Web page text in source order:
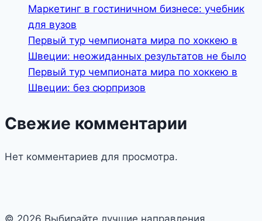
Маркетинг в гостиничном бизнесе: учебник
для вузов
Первый тур чемпионата мира по хоккею в
Швеции: неожиданных результатов не было
Первый тур чемпионата мира по хоккею в
Швеции: без сюрпризов
Свежие комментарии
Нет комментариев для просмотра.
© 2026 Выбирайте лучшие направления,